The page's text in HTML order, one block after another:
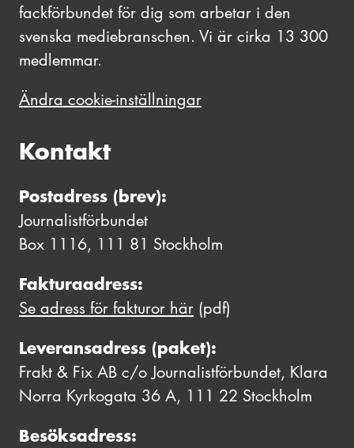
fackförbundet för dig som arbetar i den
svenska mediebranschen. Vi är cirka 13 300
medlemmar.
Ändra cookie-inställningar
Kontakt
Postadress (brev):
Journalistförbundet
Box 1116, 111 81 Stockholm
Fakturaadress:
Se adress för fakturor här (pdf)
Leveransadress (paket):
Frakt & Fix AB c/o Journalistförbundet, Klara
Norra Kyrkogata 36 A, 111 22 Stockholm
Besöksadress: